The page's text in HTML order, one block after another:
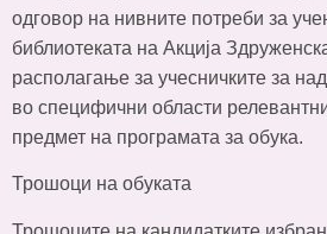
одговор на нивните потреби за
библиотеката на Акција
располагање за учесничките за
во специфични области
предмет на програмата за обука.
Трошоци на обуката